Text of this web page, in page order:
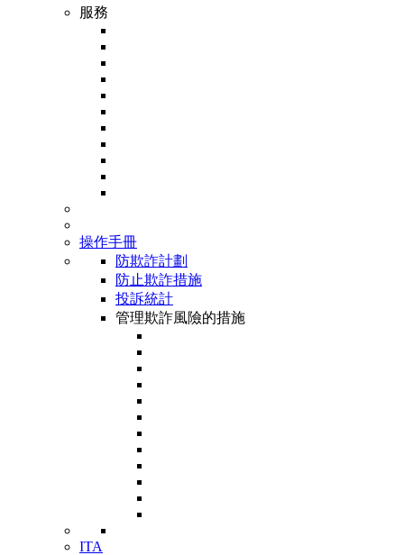
服務
操作手冊
防欺詐計劃
防止欺詐措施
投訴統計
管理欺詐風險的措施
ITA